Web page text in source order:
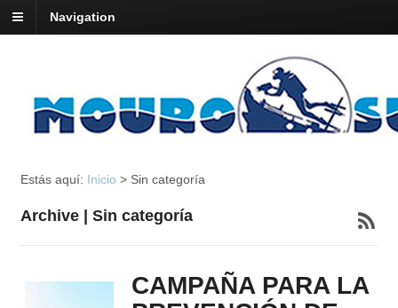
Navigation
Estás aquí: Inicio > Sin categoría
Archive | Sin categoría
CAMPAÑA PARA LA